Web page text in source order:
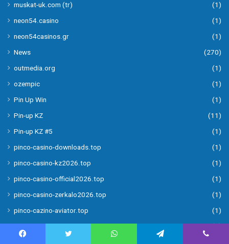
muskat-uk.com (tr)
(1)
neon54.casino
(1)
neon54casinos.gr
(1)
News
(270)
outmedia.org
(1)
ozempic
(1)
Pin Up Win
(1)
Pin-up KZ
(11)
Pin-up KZ #5
(1)
pinco-casino-downloads.top
(1)
pinco-casino-kz2026.top
(1)
pinco-casino-official2026.top
(1)
pinco-casino-zerkalo2026.top
(1)
pinco-cazino-aviator.top
(1)
pinco-cazino-kazakhstan.top
(1)